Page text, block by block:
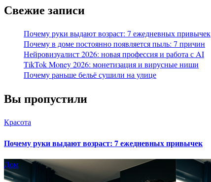
Свежие записи
Почему руки выдают возраст: 7 ежедневных привычек
Почему в доме постоянно появляется пыль: 7 причин
Нейровизуалист 2026: новая профессия и работа с AI
TikTok Money 2026: монетизация и вирусные ниши
Почему раньше бельё сушили на улице
Вы пропустили
Красота
Почему руки выдают возраст: 7 ежедневных привычек
Дом